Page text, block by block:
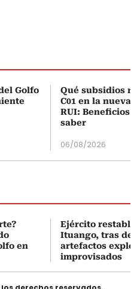
Golfo
Qué subsidios
C01 en la nueva
RUI: Beneficios
saber
06/08/2026
en
Ejército
Ituango, tras
artefactos
improvisados